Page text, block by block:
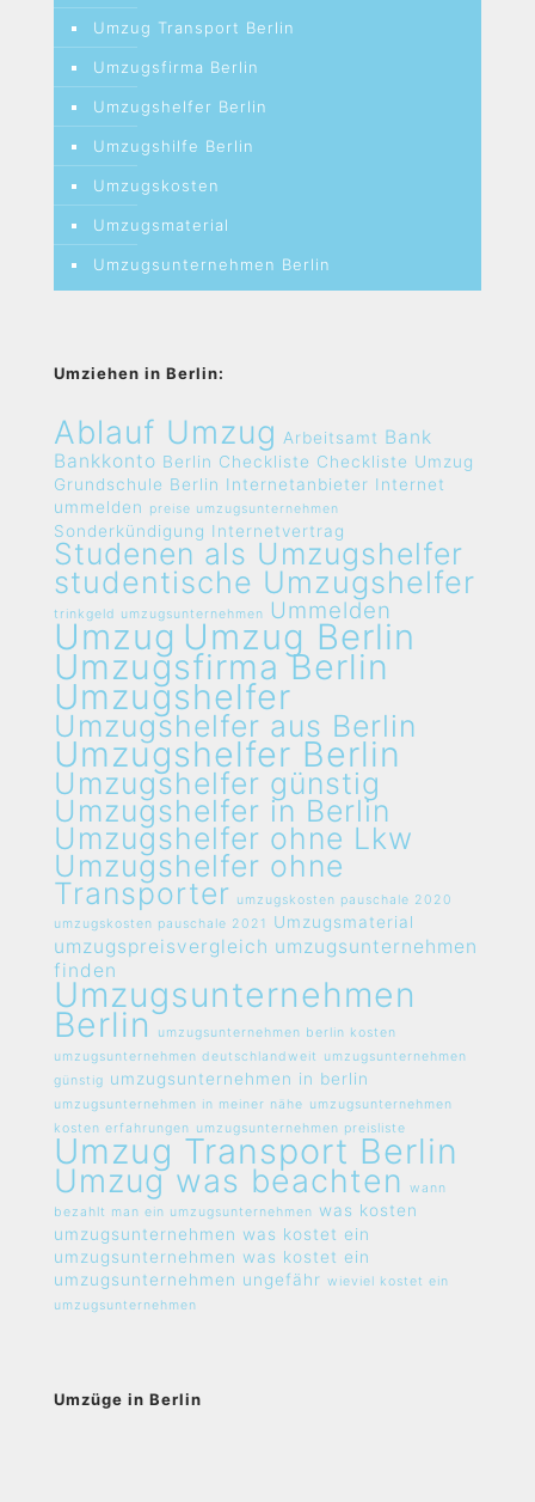
Umzug Transport Berlin
Umzugsfirma Berlin
Umzugshelfer Berlin
Umzugshilfe Berlin
Umzugskosten
Umzugsmaterial
Umzugsunternehmen Berlin
Umziehen in Berlin:
Ablauf Umzug Arbeitsamt Bank
Bankkonto Berlin Checkliste Checkliste Umzug
Grundschule Berlin Internetanbieter Internet
ummelden
preise umzugsunternehmen
Sonderkündigung Internetvertrag
Studenen als Umzugshelfer
studentische Umzugshelfer
trinkgeld umzugsunternehmen Ummelden
Umzug Umzug Berlin
Umzugsfirma Berlin
Umzugshelfer
Umzugshelfer aus Berlin
Umzugshelfer Berlin
Umzugshelfer günstig
Umzugshelfer in Berlin
Umzugshelfer ohne Lkw
Umzugshelfer ohne
Transporter umzugskosten pauschale 2020
umzugskosten pauschale 2021
Umzugsmaterial
umzugspreisvergleich umzugsunternehmen
finden
Umzugsunternehmen
Berlin
umzugsunternehmen berlin kosten
umzugsunternehmen deutschlandweit
umzugsunternehmen
günstig umzugsunternehmen in berlin
umzugsunternehmen in meiner nähe umzugsunternehmen
kosten erfahrungen umzugsunternehmen preisliste
Umzug Transport Berlin
Umzug was beachten
wann
bezahlt man ein umzugsunternehmen was kosten
umzugsunternehmen was kostet ein
umzugsunternehmen was kostet ein
umzugsunternehmen ungefähr wieviel kostet ein
umzugsunternehmen
Umzüge in Berlin